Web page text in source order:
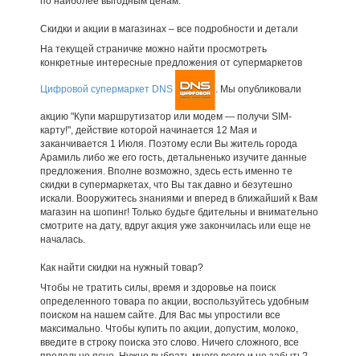
Скидки и акции в магазинах – все подробности и детали
На текущей страничке можно найти просмотреть
конкретные интересные предложения от супермаркетов
Цифровой супермаркет DNS . Мы опубликовали
акцию "Купи маршрутизатор или модем — получи SIM-
карту!", действие которой начинается 12 Мая и
заканчивается 1 Июля. Поэтому если Вы житель города
Арамиль либо же его гость, детальненько изучите данные
предложения. Вполне возможно, здесь есть именно те
скидки в супермаркетах, что Вы так давно и безутешно
искали. Вооружитесь знаниями и вперед в ближайший к Вам
магазин на шопинг! Только будьте бдительны и внимательно
смотрите на дату, вдруг акция уже закончилась или еще не
началась.
Как найти скидки на нужный товар?
Чтобы не тратить силы, время и здоровье на поиск
определенного товара по акции, воспользуйтесь удобным
поиском на нашем сайте. Для Вас мы упростили все
максимально. Чтобы купить по акции, допустим, молоко,
введите в строку поиска это слово. Ничего сложного, все